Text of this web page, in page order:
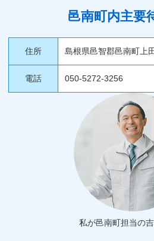
邑南町内主要
住所 島根県邑智郡邑南町上
電話 050-5272-3256
私が邑南町担当の吉